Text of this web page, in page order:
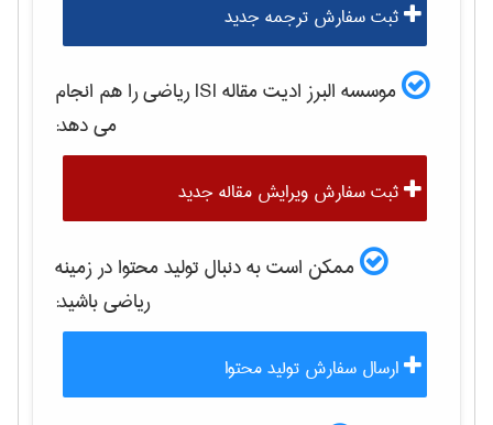
ثبت سفارش ترجمه جدید
موسسه البرز ادیت مقاله ISI رياضیرا هم انجام
می دهد:
ثبت سفارش ویرایش مقاله جدید
ممکن است به دنبال تولید محتوا در زمینه
رياضیباشید:
ارسال سفارش تولید محتوا